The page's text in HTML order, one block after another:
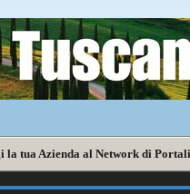
la tua Azienda al Network di Portali